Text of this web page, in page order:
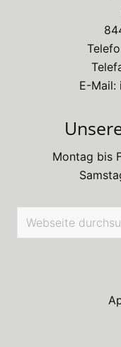
E-Mail:
Montag bis
Webseite